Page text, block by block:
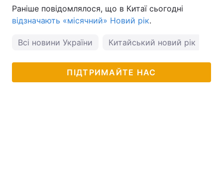
Раніше повідомлялося, що в Китаї сьогодні
відзначають «місячний» Новий рік.
Всі новини України Китайський новий рік
ПІДТРИМАЙТЕ НАС